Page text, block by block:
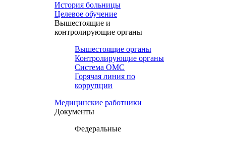
История больницы
Целевое обучение
Вышестоящие и
контролирующие органы
Вышестоящие органы
Контролирующие органы
Система ОМС
Горячая линия по
коррупции
Медицинские работники
Документы
Федеральные